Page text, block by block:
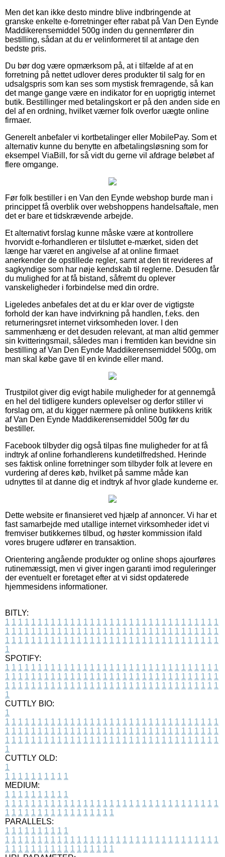
Men det kan ikke desto mindre blive indbringende at
granske enkelte e-forretninger efter rabat på Van Den Eynde
Maddikerensemiddel 500g inden du gennemfører din
bestilling, sådan at du er velinformeret til at antage den
bedste pris.
Du bør dog være opmærksom på, at i tilfælde af at en
forretning på nettet udlover deres produkter til salg for en
udsalgspris som kan ses som mystisk fremragende, så kan
det mange gange være en indikator for en uoprigtig internet
butik. Bestillinger med betalingskort er på den anden side en
del af en ordning, hvilket værner folk overfor uægte online
firmaer.
Generelt anbefaler vi kortbetalinger eller MobilePay. Som et
alternativ kunne du benytte en afbetalingsløsning som for
eksempel ViaBill, for så vidt du gerne vil afdrage beløbet af
flere omgange.
Før folk bestiller i en Van den Eynde webshop burde man i
princippet få overblik over webshoppens handelsaftale, men
det er bare et tidskrævende arbejde.
Et alternativt forslag kunne måske være at kontrollere
hvorvidt e-forhandleren er tilsluttet e-mærket, siden det
længe har været en angivelse af at online firmaet
anerkender de opstillede regler, samt at den tit revideres af
sagkyndige som har nøje kendskab til reglerne. Desuden får
du mulighed for at få bistand, såfremt du oplever
vanskeligheder i forbindelse med din ordre.
Ligeledes anbefales det at du er klar over de vigtigste
forhold der kan have indvirkning på handlen, f.eks. den
returneringsret internet virksomheden lover. I den
sammenhæng er det desuden relevant, at man altid gemmer
sin kvitteringsmail, således man i fremtiden kan bevidne sin
bestilling af Van Den Eynde Maddikerensemiddel 500g, om
man skal købe gave til en kvinde eller mand.
Trustpilot giver dig evigt habile muligheder for at gennemgå
en hel del tidligere kunders oplevelser og derfor stiller vi
forslag om, at du kigger nærmere på online butikkens kritik
af Van Den Eynde Maddikerensemiddel 500g før du
bestiller.
Facebook tilbyder dig også tilpas fine muligheder for at få
indtryk af online forhandlerens kundetilfredshed. Herinde
ses faktisk online forretninger som tilbyder folk at levere en
vurdering af deres køb, hvilket på samme måde kan
udnyttes til at danne dig et indtryk af hvor glade kunderne er.
Dette website er finansieret ved hjælp af annoncer. Vi har et
fast samarbejde med utallige internet virksomheder idet vi
fremviser butikkernes tilbud, og høster kommission ifald
vores brugere udfører en transaktion.
Orientering angående produkter og online shops ajourføres
rutinemæssigt, men vi giver ingen garanti imod reguleringer
der eventuelt er foretaget efter at vi sidst opdaterede
hjemmesidens informationer.
BITLY:
1 1 1 1 1 1 1 1 1 1 1 1 1 1 1 1 1 1 1 1 1 1 1 1 1 1 1 1 1 1 1 1 1
1 1 1 1 1 1 1 1 1 1 1 1 1 1 1 1 1 1 1 1 1 1 1 1 1 1 1 1 1 1 1 1 1
1 1 1 1 1 1 1 1 1 1 1 1 1 1 1 1 1 1 1 1 1 1 1 1 1 1 1 1 1 1 1 1 1
1
SPOTIFY:
1 1 1 1 1 1 1 1 1 1 1 1 1 1 1 1 1 1 1 1 1 1 1 1 1 1 1 1 1 1 1 1 1
1 1 1 1 1 1 1 1 1 1 1 1 1 1 1 1 1 1 1 1 1 1 1 1 1 1 1 1 1 1 1 1 1
1 1 1 1 1 1 1 1 1 1 1 1 1 1 1 1 1 1 1 1 1 1 1 1 1 1 1 1 1 1 1 1 1
1
CUTTLY BIO:
1
1 1 1 1 1 1 1 1 1 1 1 1 1 1 1 1 1 1 1 1 1 1 1 1 1 1 1 1 1 1 1 1 1
1 1 1 1 1 1 1 1 1 1 1 1 1 1 1 1 1 1 1 1 1 1 1 1 1 1 1 1 1 1 1 1 1
1 1 1 1 1 1 1 1 1 1 1 1 1 1 1 1 1 1 1 1 1 1 1 1 1 1 1 1 1 1 1 1 1
1
CUTTLY OLD:
1
1 1 1 1 1 1 1 1 1 1
MEDIUM:
1 1 1 1 1 1 1 1 1 1
1 1 1 1 1 1 1 1 1 1 1 1 1 1 1 1 1 1 1 1 1 1 1 1 1 1 1 1 1 1 1 1 1
1 1 1 1 1 1 1 1 1 1 1 1 1 1 1 1 1
PARALLELS:
1 1 1 1 1 1 1 1 1 1
1 1 1 1 1 1 1 1 1 1 1 1 1 1 1 1 1 1 1 1 1 1 1 1 1 1 1 1 1 1 1 1 1
1 1 1 1 1 1 1 1 1 1 1 1 1 1 1 1 1